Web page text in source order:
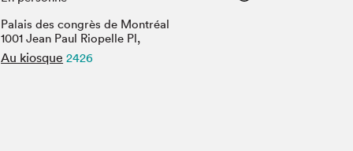
Palais des congrès de Montréal
1001 Jean Paul Riopelle Pl,
Au kiosque 2426